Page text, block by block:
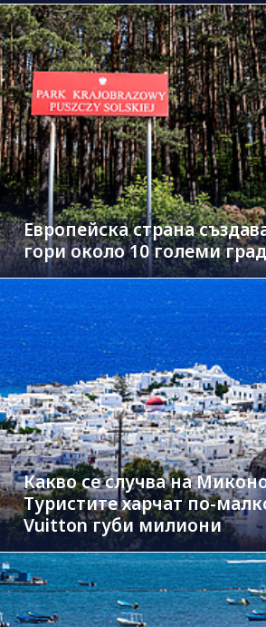
Европейска страна
гори около 10 големи
Какво се случва на
Туристите харчат по-
Vuitton губи милиони